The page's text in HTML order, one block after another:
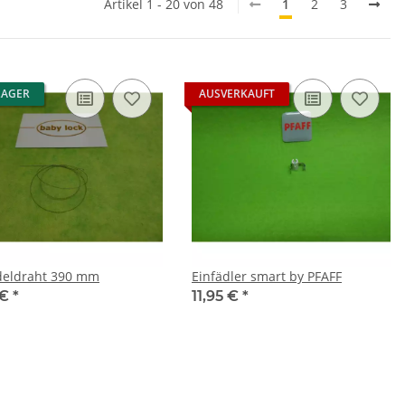
Artikel 1 - 20 von 48 1 2 3
390 mm
*
AUSVERKAUFT
Einfädler smart by PFAFF
11,95 € *